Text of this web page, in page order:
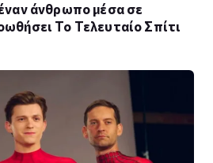
άνθρωπο μέσα σε
Το Τελευταίο Σπίτι